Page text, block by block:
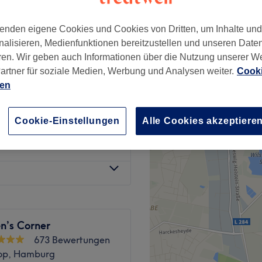
20 €
5 €
Corner
673 Bewertungen
Hamburg
eigene Cookies und Cookies von Dritten, um Inhalte
Medienfunktionen bereitzustellen und unseren
Wir geben auch Informationen über die Nutzung unserer
für soziale Medien, Werbung und Analysen weiter.
Cookie-Einstellungen Alle Cookies